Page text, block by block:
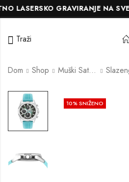
GRAVIRANJE NA SVE
Traži
Dom Shop Muški Satovi
10% SNIŽENO